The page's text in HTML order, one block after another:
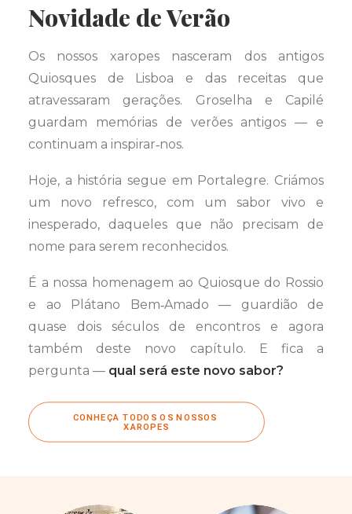
Novidade de Verão
Os nossos xaropes nasceram dos antigos
Quiosques de Lisboa e das receitas que
atravessaram gerações. Groselha e Capilé
guardam memórias de verões antigos — e
continuam a inspirar‑nos.
Hoje, a história segue em Portalegre. Criámos
um novo refresco, com um sabor vivo e
inesperado, daqueles que não precisam de
nome para serem reconhecidos.
É a nossa homenagem ao Quiosque do Rossio
e ao Plátano Bem‑Amado — guardião de
quase dois séculos de encontros e agora
também deste novo capítulo. E fica a
pergunta — qual será este novo sabor?
CONHEÇA TODOS OS NOSSOS
XAROPES